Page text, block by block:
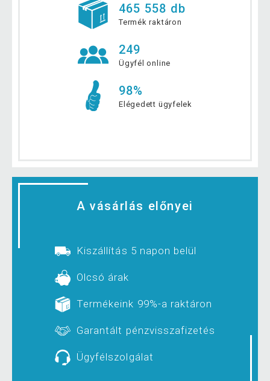
465 558 db
Termék raktáron
249
Ügyfél online
98%
Elégedett ügyfelek
A vásárlás előnyei
Kiszállítás 5 napon belül
Olcsó árak
Termékeink 99%-a raktáron
Garantált pénzvisszafizetés
Ügyfélszolgálat